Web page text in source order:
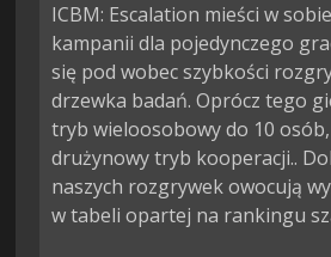
ICBM: Escalation mieści w
kampanii dla pojedynczego
się pod wobec szybkości
drzewka badań. Oprócz tego
tryb wieloosobowy do 10
drużynowy tryb kooperacji..
naszych rozgrywek owocują
w tabeli opartej na rankingu